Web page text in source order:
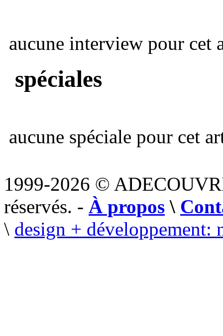
aucune interview pour cet
spéciales
aucune spéciale pour cet
1999-2026 ©
réservés. - À propos \
\ design + développement: